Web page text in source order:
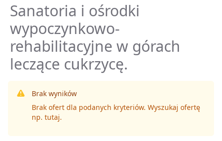
Sanatoria i ośrodki
wypoczynkowo-
rehabilitacyjne w górach
leczące cukrzycę.
Brak wyników
Brak ofert dla podanych kryteriów. Wyszukaj ofertę
np. tutaj.